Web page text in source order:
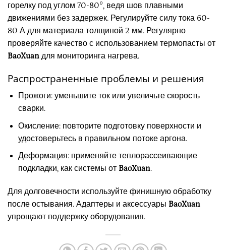
горелку под углом 70-80°, ведя шов плавными
движениями без задержек. Регулируйте силу тока 60-
80 А для материала толщиной 2 мм. Регулярно
проверяйте качество с использованием термопасты от
BaoXuan для мониторинга нагрева.
Распространенные проблемы и решения
Прожоги: уменьшите ток или увеличьте скорость
сварки.
Окисление: повторите подготовку поверхности и
удостоверьтесь в правильном потоке аргона.
Деформация: применяйте теплорассеивающие
подкладки, как системы от BaoXuan.
Для долговечности используйте финишную обработку
после остывания. Адаптеры и аксессуары BaoXuan
упрощают поддержку оборудования.